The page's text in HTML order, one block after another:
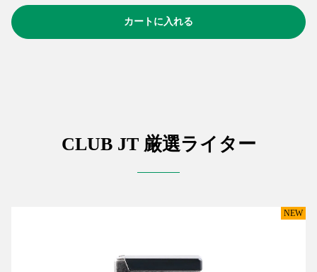
カートに入れる
CLUB JT 厳選ライター
NEW